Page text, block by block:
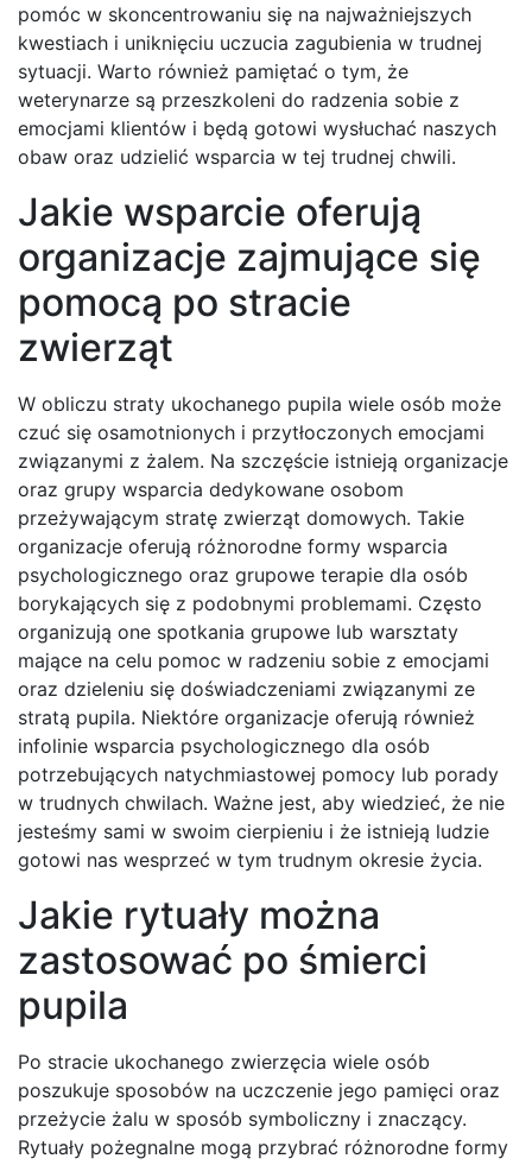
pomóc w skoncentrowaniu się na najważniejszych
kwestiach i uniknięciu uczucia zagubienia w trudnej
sytuacji. Warto również pamiętać o tym, że
weterynarze są przeszkoleni do radzenia sobie z
emocjami klientów i będą gotowi wysłuchać naszych
obaw oraz udzielić wsparcia w tej trudnej chwili.
Jakie wsparcie oferują
organizacje zajmujące się
pomocą po stracie
zwierząt
W obliczu straty ukochanego pupila wiele osób może
czuć się osamotnionych i przytłoczonych emocjami
związanymi z żalem. Na szczęście istnieją organizacje
oraz grupy wsparcia dedykowane osobom
przeżywającym stratę zwierząt domowych. Takie
organizacje oferują różnorodne formy wsparcia
psychologicznego oraz grupowe terapie dla osób
borykających się z podobnymi problemami. Często
organizują one spotkania grupowe lub warsztaty
mające na celu pomoc w radzeniu sobie z emocjami
oraz dzieleniu się doświadczeniami związanymi ze
stratą pupila. Niektóre organizacje oferują również
infolinie wsparcia psychologicznego dla osób
potrzebujących natychmiastowej pomocy lub porady
w trudnych chwilach. Ważne jest, aby wiedzieć, że nie
jesteśmy sami w swoim cierpieniu i że istnieją ludzie
gotowi nas wesprzeć w tym trudnym okresie życia.
Jakie rytuały można
zastosować po śmierci
pupila
Po stracie ukochanego zwierzęcia wiele osób
poszukuje sposobów na uczczenie jego pamięci oraz
przeżycie żalu w sposób symboliczny i znaczący.
Rytuały pożegnalne mogą przybrać różnorodne formy